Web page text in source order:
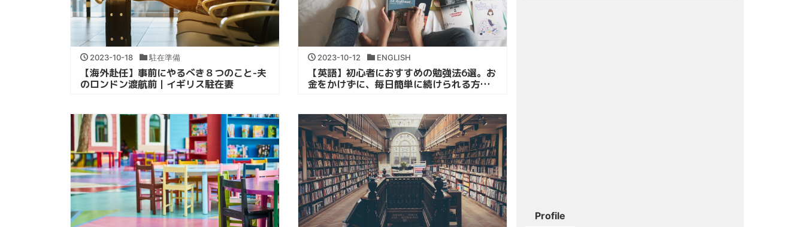
2023-10-18 駐在準備
【海外赴任】事前にやるべき８つのこと-夫
のロンドン渡航前｜イギリス駐在妻
2023-10-12 ENGLISH
【英語】初心者におすすめの勉強法6選。お
金をかけずに、毎日簡単に続けられる方法
Profile